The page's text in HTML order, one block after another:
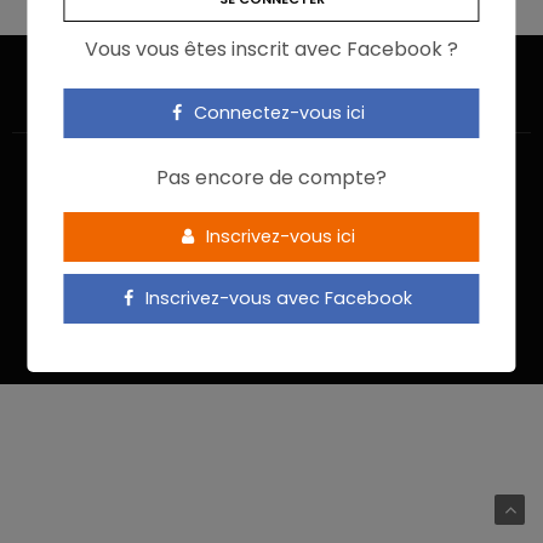
Vous vous êtes inscrit avec Facebook ?
Connectez-vous ici
Pas encore de compte?
Inscrivez-vous ici
Inscrivez-vous avec Facebook
ACCUEIL JE M’INSCRIS
NOUS CONTACTER
MENTIONS LÉGALES
POLITIQUE DE CONFIDENTIALITÉ
Food In Action © 2022